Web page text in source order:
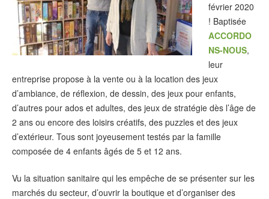
février 2020
! Baptisée
ACCORDO
NS-NOUS,
leur
entreprise propose à la vente ou à la location des jeux
d’ambiance, de réflexion, de dessin, des jeux pour enfants,
d’autres pour ados et adultes, des jeux de stratégie dès l’âge de
2 ans ou encore des loisirs créatifs, des puzzles et des jeux
d’extérieur. Tous sont joyeusement testés par la famille
composée de 4 enfants âgés de 5 et 12 ans.
Vu la situation sanitaire qui les empêche de se présenter sur les
marchés du secteur, d’ouvrir la boutique et d’organiser des